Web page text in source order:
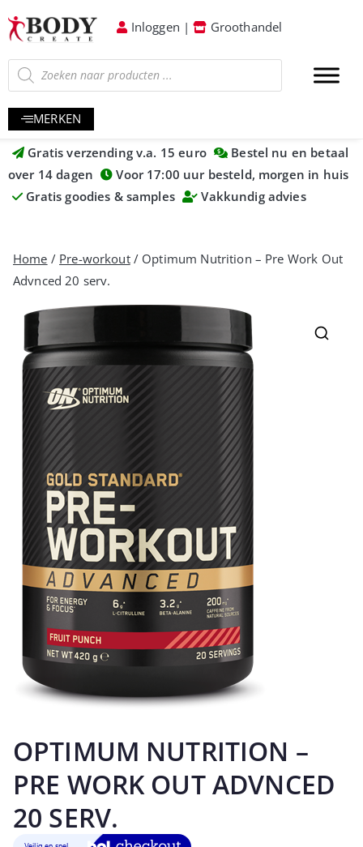
Inloggen | Groothandel
MERKEN
Gratis verzending v.a. 15 euro
Bestel nu en betaal
over 14 dagen
Voor 17:00 uur besteld, morgen in huis
Gratis goodies & samples
Vakkundig advies
Home / Pre-workout/ Optimum Nutrition – Pre Work Out
Advnced 20 serv.
OPTIMUM NUTRITION –
PRE WORK OUT ADVNCED
20 SERV.